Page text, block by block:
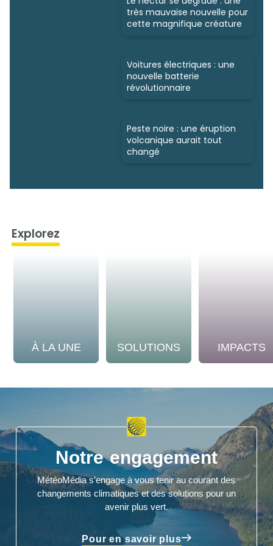
très mauvaise nouvelle pour
cette magnifique créature
Voitures électriques : une
nouvelle batterie
révolutionnaire
Peste noire : une éruption
volcanique aurait tout
changé
Explorez
À LA UNE SOLUTIONS IMPACTS
Notre engagement
MétéoMédia s’engage à vous tenir au courant des
changements climatiques et des solutions pour un
avenir plus vert.
Pour en savoir plus